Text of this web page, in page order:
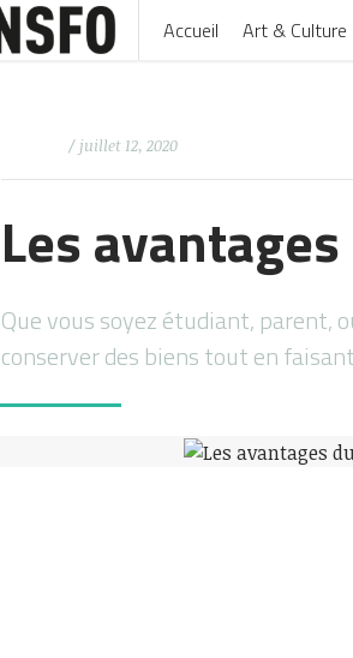
Accueil Art & Culture
/ juillet 12, 2020
Les
Que vous soyez étudiant, parent,
conserver des biens tout en